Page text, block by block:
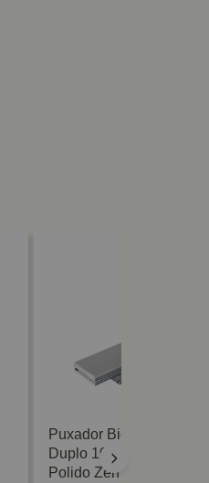
Puxador Big Living
Duplo 1000mm Inox
Polido Zen